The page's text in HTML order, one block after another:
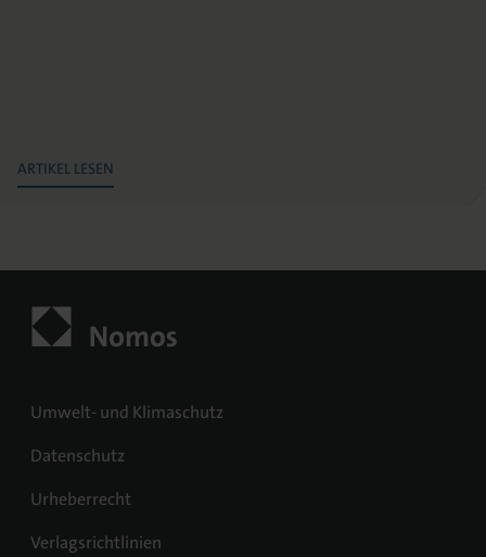
ARTIKEL LESEN
Umwelt- und Klimaschutz
Datenschutz
Urheberrecht
Verlagsrichtlinien